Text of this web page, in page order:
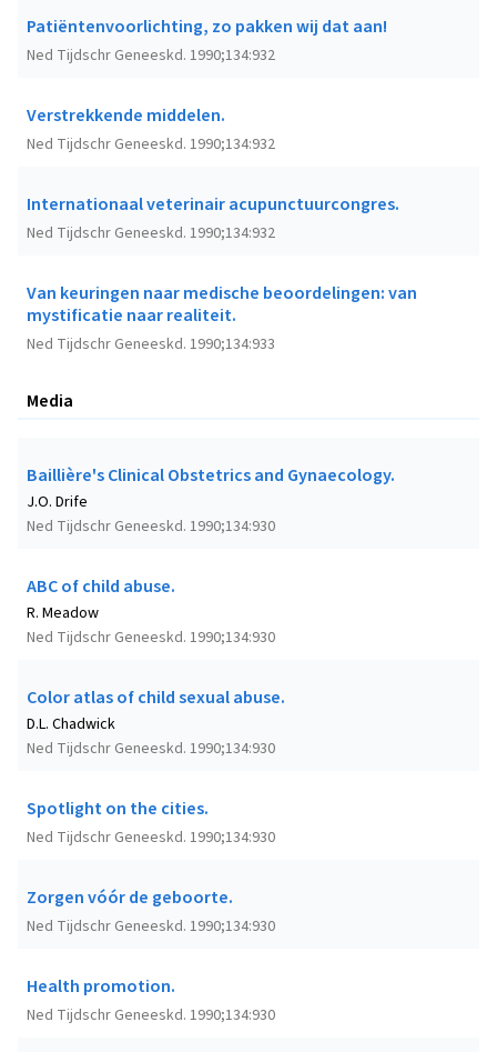
Patiëntenvoorlichting, zo pakken wij dat aan!
Ned Tijdschr Geneeskd. 1990;134:932
Verstrekkende middelen.
Ned Tijdschr Geneeskd. 1990;134:932
Internationaal veterinair acupunctuurcongres.
Ned Tijdschr Geneeskd. 1990;134:932
Van keuringen naar medische beoordelingen: van
mystificatie naar realiteit.
Ned Tijdschr Geneeskd. 1990;134:933
Media
Baillière's Clinical Obstetrics and Gynaecology.
Ned Tijdschr Geneeskd. 1990;134:930
J.O. Drife
ABC of child abuse.
Ned Tijdschr Geneeskd. 1990;134:930
R. Meadow
Color atlas of child sexual abuse.
Ned Tijdschr Geneeskd. 1990;134:930
D.L. Chadwick
Spotlight on the cities.
Ned Tijdschr Geneeskd. 1990;134:930
Zorgen vóór de geboorte.
Ned Tijdschr Geneeskd. 1990;134:930
Health promotion.
Ned Tijdschr Geneeskd. 1990;134:930